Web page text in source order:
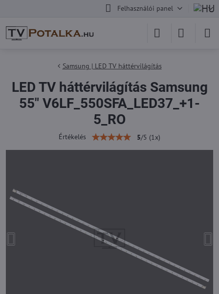
Felhasználói panel
Samsung | LED TV háttérvilágítás
LED TV háttérvilágítás Samsung
55" V6LF_550SFA_LED37_+1-
5_RO
Értékelés 5/5 (1 x)